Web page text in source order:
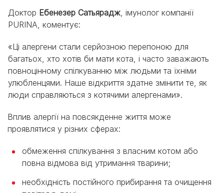
Доктор Ебенезер Сатьярадж, імунолог компанії
PURINA, коментує:
«Ці алергени стали серйозною перепоною для
багатьох, хто хотів би мати кота, і часто заважають
повноцінному спілкуванню між людьми та їхніми
улюбленцями. Наше відкриття здатне змінити те, як
люди справляються з котячими алергенами».
Вплив алергії на повсякденне життя може
проявлятися у різних сферах:
обмеження спілкування з власним котом або
повна відмова від утримання тварини;
необхідність постійного прибирання та очищення